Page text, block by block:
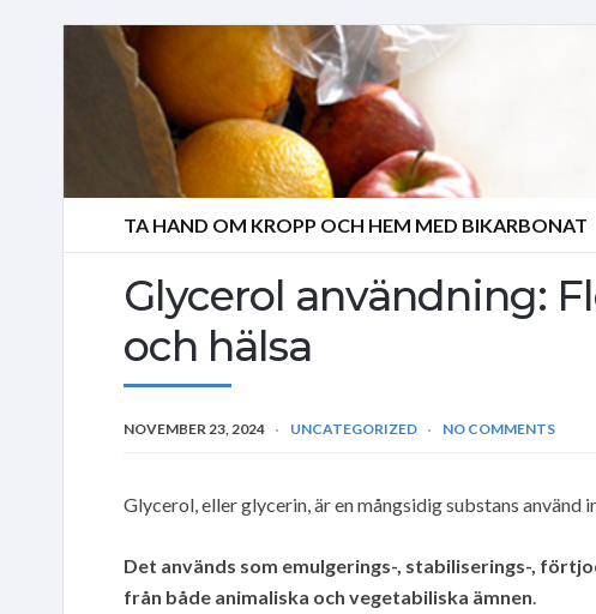
TA HAND OM KROPP OCH HEM MED BIKARBONAT
Glycerol användning:
och hälsa
NOVEMBER 23, 2024 UNCATEGORIZED NO COMMENTS
Glycerol, eller glycerin, är en mångsidig substans använd
Det används som emulgerings-, stabiliserings-,
från både animaliska och vegetabiliska ämnen.